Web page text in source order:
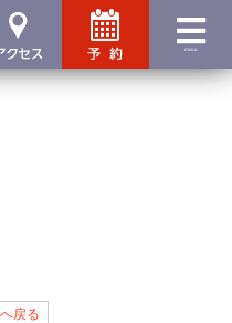
menu
戻る